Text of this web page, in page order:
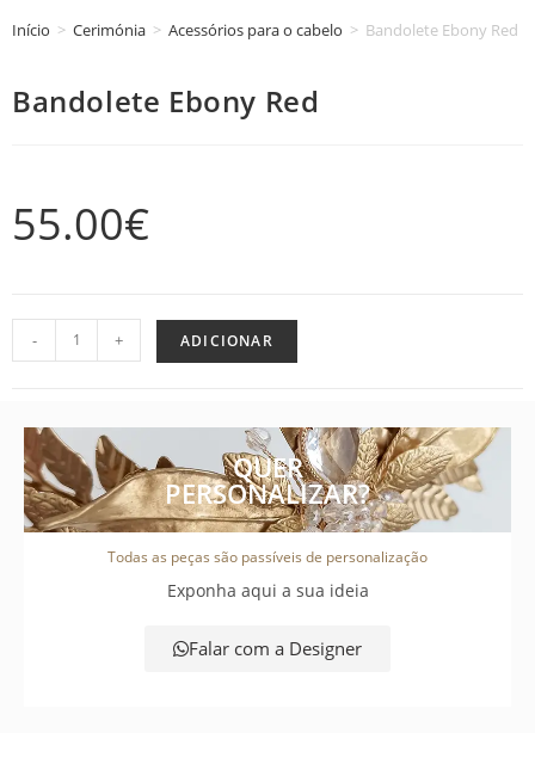
Início > Cerimónia > Acessórios para o cabelo > Bandolete Ebony Red
Bandolete Ebony Red
55.00€
- + ADICIONAR
QUER
PERSONALIZAR?
Todas as peças são passíveis de personalização
Exponha aqui a sua ideia
Falar com a Designer